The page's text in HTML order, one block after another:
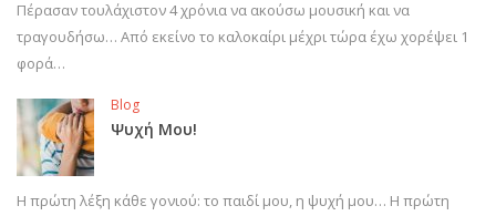
Πέρασαν τουλάχιστον 4 χρόνια να ακούσω μουσική και να
τραγουδήσω… Από εκείνο το καλοκαίρι μέχρι τώρα έχω χορέψει 1
φορά…
Blog
Ψυχή Μου!
Η πρώτη λέξη κάθε γονιού: το παιδί μου, η ψυχή μου… Η πρώτη